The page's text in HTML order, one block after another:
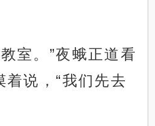
室。”夜蛾正道看
着说，“我们先去